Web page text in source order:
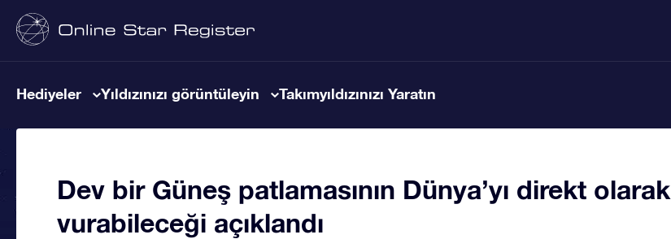
Hediyeler Yıldızınızı görüntüleyin Takımyıldızınızı Yaratın
Dev bir Güneş patlamasının Dünya’yı direkt olarak
vurabileceği açıklandı